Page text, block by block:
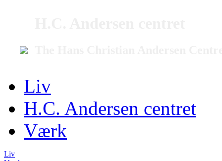
Liv
H.C. Andersen centret
Værk
Liv